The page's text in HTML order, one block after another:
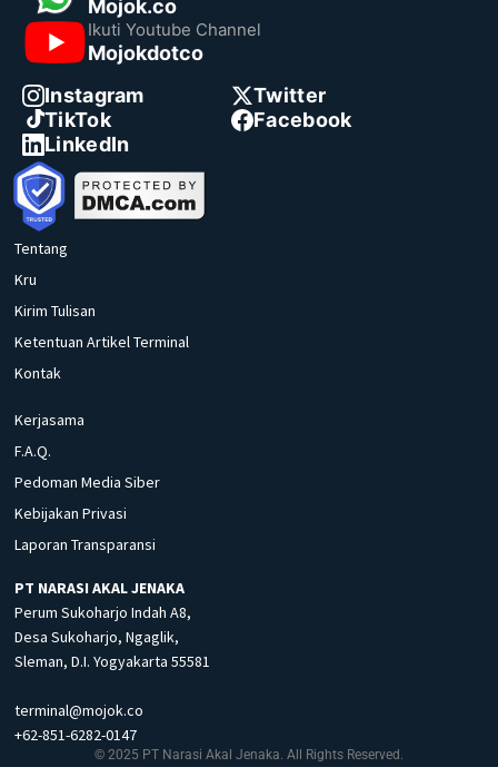
Mojok.co
Ikuti Youtube Channel
Mojokdotco
Instagram
Twitter
TikTok
Facebook
LinkedIn
Tentang
Kru
Kirim Tulisan
Ketentuan Artikel Terminal
Kontak
Kerjasama
F.A.Q.
Pedoman Media Siber
Kebijakan Privasi
Laporan Transparansi
PT NARASI AKAL JENAKA
Perum Sukoharjo Indah A8,
Desa Sukoharjo, Ngaglik,
Sleman, D.I. Yogyakarta 55581
terminal@mojok.co
+62-851-6282-0147
© 2025 PT Narasi Akal Jenaka. All Rights Reserved.